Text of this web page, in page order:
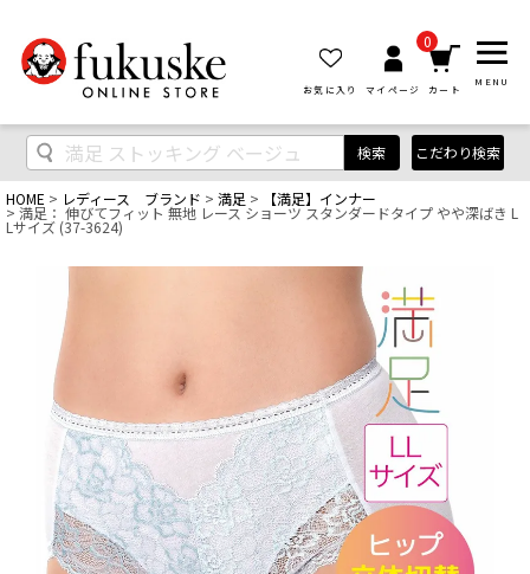
お気に入り マイページ
0
カート
MENU
検索 こだわり検索
HOME レディース ブランド 満足 【満足】インナー
満足： 伸びてフィット 無地 レース ショーツ スタンダードタイプ やや深ばき L
Lサイズ (37-3624)